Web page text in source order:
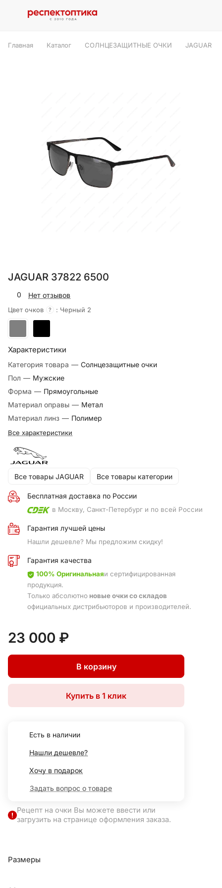
Главная Каталог СОЛНЦЕЗАЩИТНЫЕ ОЧКИ JAGUAR
JAGUAR 37822 6500
0 Нет отзывов
Цвет очков ? : Черный 2
Характеристики
Категория товара — Солнцезащитные очки
Пол — Мужские
Форма — Прямоугольные
Материал оправы — Метал
Материал линз — Полимер
Все характеристики
Все товары JAGUAR Все товары категории
Бесплатная доставка по России
в Москву, Санкт-Петербург и по всей России
Гарантия лучшей цены
Нашли дешевле? Мы предложим скидку!
Гарантия качества
100% Оригинальнаяи сертифицированная
продукция.
Только абсолютно новые очки со складов
официальных дистрибьюторов и производителей.
23 000 ₽
В корзину
Купить в 1 клик
Есть в наличии
Нашли дешевле?
Хочу в подарок
Задать вопрос о товаре
Рецепт на очки Вы можете ввести или
загрузить на странице оформления заказа.
Размеры